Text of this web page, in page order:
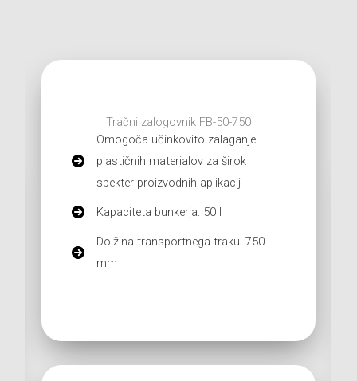
Tračni zalogovnik FB-50-750
Omogoča učinkovito zalaganje
plastičnih materialov za širok
spekter proizvodnih aplikacij
Kapaciteta bunkerja: 50 l
Dolžina transportnega traku: 750
mm